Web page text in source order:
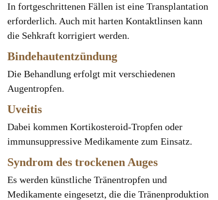
In fortgeschrittenen Fällen ist eine Transplantation
erforderlich. Auch mit harten Kontaktlinsen kann
die Sehkraft korrigiert werden.
Bindehautentzündung
Die Behandlung erfolgt mit verschiedenen
Augentropfen.
Uveitis
Dabei kommen Kortikosteroid-Tropfen oder
immunsuppressive Medikamente zum Einsatz.
Syndrom des trockenen Auges
Es werden künstliche Tränentropfen und
Medikamente eingesetzt, die die Tränenproduktion